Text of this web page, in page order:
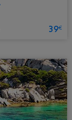
39€